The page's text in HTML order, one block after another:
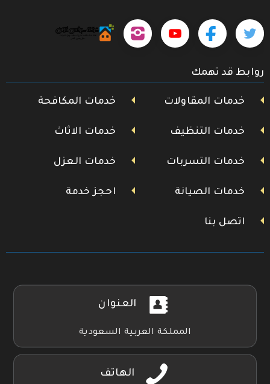
تابعنا تابعنا تابعنا تابعنا
جوجل
بلاي
روابط قد تهمك
خدمات المقاولات خدمات المكافحة
خدمات التنظيف خدمات الاثاث
خدمات التسربات خدمات العزل
خدمات الصيانة احجز خدمة
اتصل بنا
العنوان
المملكة العربية السعودية
الهاتف